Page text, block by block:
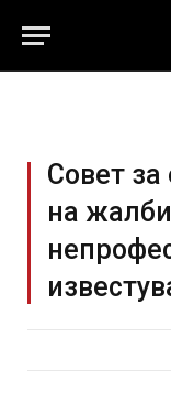
Совет за
на